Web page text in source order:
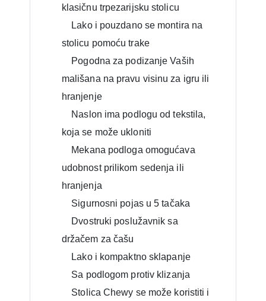
klasičnu trpezarijsku stolicu
Lako i pouzdano se montira na
stolicu pomoću trake
Pogodna za podizanje Vaših
mališana na pravu visinu za igru ili
hranjenje
Naslon ima podlogu od tekstila,
koja se može ukloniti
Mekana podloga omogućava
udobnost prilikom sedenja ili
hranjenja
Sigurnosni pojas u 5 tačaka
Dvostruki poslužavnik sa
držačem za čašu
Lako i kompaktno sklapanje
Sa podlogom protiv klizanja
Stolica Chewy se može koristiti i